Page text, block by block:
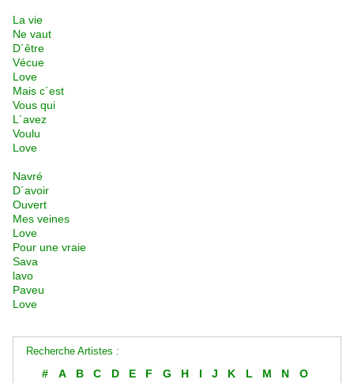
La vie
Ne vaut
D´être
Vécue
Love
Mais c´est
Vous qui
L´avez
Voulu
Love
Navré
D´avoir
Ouvert
Mes veines
Love
Pour une vraie
Sava
lavo
Paveu
Love
Recherche Artistes :
# A B C D E F G H I J K L M N
O